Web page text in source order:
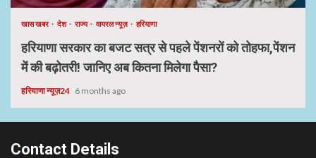
खास खबर देश राज्य वायरल न्यूज़ हरियाणा
हरियाणा सरकार का बजट सत्र से पहले पेंशनरों को तोहफा,पेंशन
में की बढ़ोतरी! जानिए अब कितना मिलेगा पैसा?
हरियाणा न्यूज़24 6 months ago
Contact Details